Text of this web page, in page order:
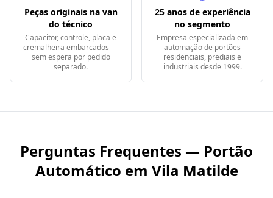
Peças originais na van
do técnico
Capacitor, controle, placa e
cremalheira embarcados —
sem espera por pedido
separado.
25 anos de experiência
no segmento
Empresa especializada em
automação de portões
residenciais, prediais e
industriais desde 1999.
Perguntas Frequentes — Portão
Automático em Vila Matilde